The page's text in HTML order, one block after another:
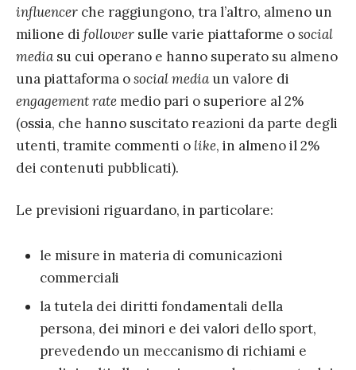
influencer che raggiungono, tra l’altro, almeno un
milione di follower sulle varie piattaforme osocial
media su cui operano e hanno superato su almeno
una piattaforma osocial media un valore di
engagement rate medio pari o superiore al 2%
(ossia, che hanno suscitato reazioni da parte degli
utenti, tramite commenti o like, in almeno il 2%
dei contenuti pubblicati).
Le previsioni riguardano, in particolare:
le misure in materia di comunicazioni
commerciali
la tutela dei diritti fondamentali della
persona, dei minori e dei valori dello sport,
prevedendo un meccanismo di richiami e